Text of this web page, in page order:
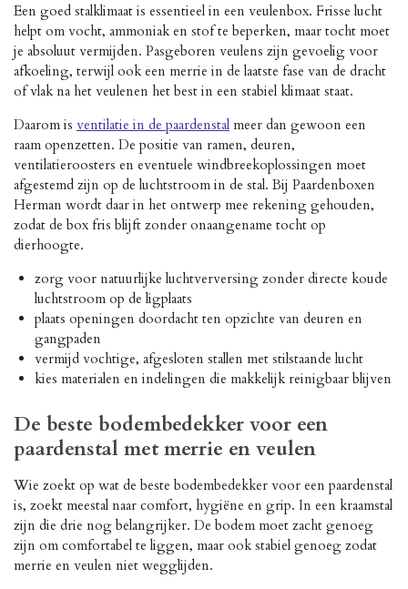
Een goed stalklimaat is essentieel in een veulenbox. Frisse lucht
helpt om vocht, ammoniak en stof te beperken, maar tocht moet
je absoluut vermijden. Pasgeboren veulens zijn gevoelig voor
afkoeling, terwijl ook een merrie in de laatste fase van de dracht
of vlak na het veulenen het best in een stabiel klimaat staat.
Daarom is ventilatie in de paardenstal meer dan gewoon een
raam openzetten. De positie van ramen, deuren,
ventilatieroosters en eventuele windbreekoplossingen moet
afgestemd zijn op de luchtstroom in de stal. Bij Paardenboxen
Herman wordt daar in het ontwerp mee rekening gehouden,
zodat de box fris blijft zonder onaangename tocht op
dierhoogte.
zorg voor natuurlijke luchtverversing zonder directe koude
luchtstroom op de ligplaats
plaats openingen doordacht ten opzichte van deuren en
gangpaden
vermijd vochtige, afgesloten stallen met stilstaande lucht
kies materialen en indelingen die makkelijk reinigbaar blijven
De beste bodembedekker voor een
paardenstal met merrie en veulen
Wie zoekt op wat de beste bodembedekker voor een paardenstal
is, zoekt meestal naar comfort, hygiëne en grip. In een kraamstal
zijn die drie nog belangrijker. De bodem moet zacht genoeg
zijn om comfortabel te liggen, maar ook stabiel genoeg zodat
merrie en veulen niet wegglijden.